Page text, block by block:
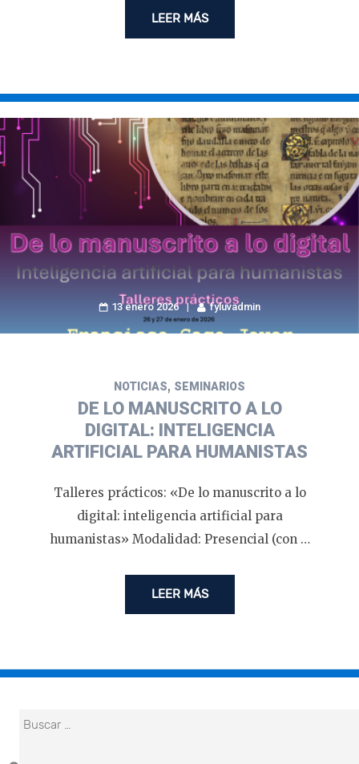
LEER MÁS
13 enero 2026 fyluvadmin
NOTICIAS, SEMINARIOS
DE LO MANUSCRITO A LO
DIGITAL: INTELIGENCIA
ARTIFICIAL PARA HUMANISTAS
Talleres prácticos: «De lo manuscrito a lo
digital: inteligencia artificial para
humanistas» Modalidad: Presencial (con …
LEER MÁS